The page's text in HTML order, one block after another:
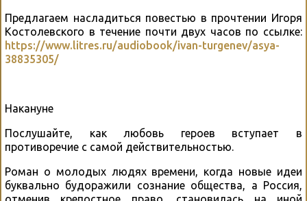
Предлагаем насладиться повестью в прочтении Игоря
Костолевского в течение почти двух часов по ссылке:
https://www.litres.ru/audiobook/ivan-turgenev/asya-
38835305/
Накануне
Послушайте, как любовь героев вступает в
противоречие с самой действительностью.
Роман о молодых людях времени, когда новые идеи
буквально будоражили сознание общества, а Россия,